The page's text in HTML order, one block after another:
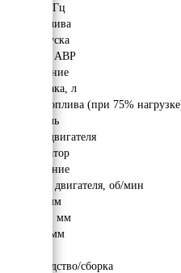
Частота, Гц
Вид топлива
Тип запуска
Наличие АВР
Исполнение
Объём бака, л
Расход топлива (при 75%
Двигатель
Модель двигателя
Альтернатор
Охлаждение
Обороты двигателя, об/мин
Длина, мм
Ширина, мм
Высота, мм
Производство/сборка